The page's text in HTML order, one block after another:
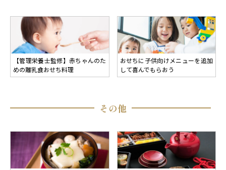
【管理栄養士監修】赤ちゃんのた
めの離乳食おせち料理
おせちに子供向けメニューを追加
して喜んでもらおう
その他